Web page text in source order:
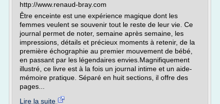
http://www.renaud-bray.com
Être enceinte est une expérience magique dont les
femmes veulent se souvenir tout le reste de leur vie. Ce
journal permet de noter, semaine après semaine, les
impressions, détails et précieux moments à retenir, de la
première échographie au premier mouvement de bébé,
en passant par les légendaires envies.Magnifiquement
illustré, ce livre est à la fois un journal intime et un aide-
mémoire pratique. Séparé en huit sections, il offre des
pages...
Lire la suite